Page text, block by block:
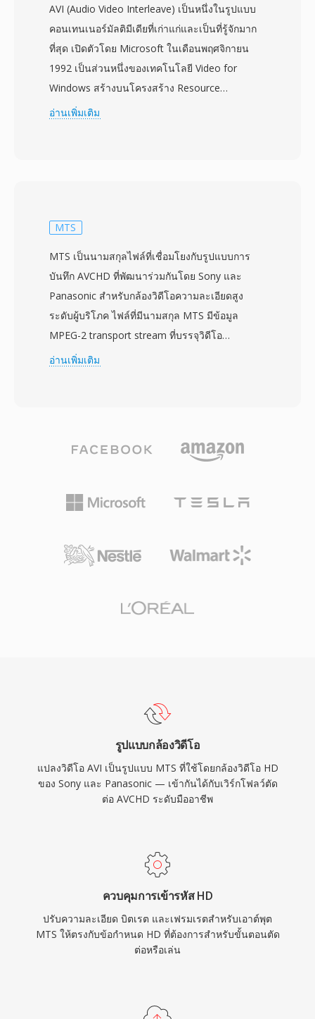
AVI (Audio Video Interleave) เป็นหนึ่งในรูปแบบ
คอนเทนเนอร์มัลติมีเดียที่เก่าแก่และเป็นที่รู้จักมาก
ที่สุด เปิดตัวโดย Microsoft ในเดือนพฤศจิกายน
1992 เป็นส่วนหนึ่งของเทคโนโลยี Video for
Windows สร้างบนโครงสร้าง Resource
Interchange File Format (RIFF) โดย AVI จัดสลับ
Indeo ในยุคแรกจนถึง DivX, Xvid และ H.264 ที่ทัน
หลายทั่วคอมพิวเตอร์ส่วนบุคคลตลอดทศวรรษ
1990 และ 2000 คุณลักษณะที่โดดเด่นอย่างหนึ่งคือ
โครงสร้างภายในที่เข้าใจง่าย ทำให้ไฟล์ AVI แก้ไข
และประมวลผลในระดับไบนารีได้ค่อนข้างง่ายเมื่อ
เทียบกับคอนเทนเนอร์สมัยใหม่ที่ซับซ้อนกว่า AVI ยัง
รองรับสตรีมเสียงหลายสตรีม ทำให้สามารถมี
หรือรูปแบบคำบรรยายขั้นสูง ส่วนขยาย OpenDML
(AVI 2.0) แก้ไขข้อจำกัดเรื่องขนาดโดยอนุญาตให้
ทศวรรษ AVI ยังคงเป็นหนึ่งในรูปแบบมัลติมีเดียที่
รองรับจากเครื่องเล่นสื่อและเครื่องมือตัดต่อบน
ระบบปฏิบัติการหลักทุกระบบ
อ่านเพิ่มเติม
MTS
MTS เป็นนามสกุลไฟล์ที่เชื่อมโยงกับรูปแบบการ
บันทึก AVCHD ที่พัฒนาร่วมกันโดย Sony และ
Panasonic สำหรับกล้องวิดีโอความละเอียดสูง
ระดับผู้บริโภค ไฟล์ที่มีนามสกุล MTS มีข้อมูล
MPEG-2 transport stream ที่บรรจุวิดีโอ
H.264/AVC ที่ความละเอียดสูงสุด 1920x1080 คู่กับ
ray กล้องวิดีโอระดับผู้บริโภคและกึ่งมืออาชีพจาก
ไฟล์ MTS ลงในโครงสร้างไดเรกทอรีแบบมีลำดับ
ชั้นบนการ์ดหน่วยความจำหรือหน่วยจัดเก็บภายใน
สำหรับการเล่นในกล้อง การบรรจุแบบ transport
เข้าถึงแบบสุ่มสำหรับการค้นหาตำแหน่งที่มี
ขนาดไฟล์ ทำให้บันทึกได้ยาวนานขึ้นบนการ์ด
ไฟล์ MTS ได้รับการยอมรับจากแอปพลิเคชันตัดต่อ
วิดีโอหลักทั้งหมดและสามารถนำเข้าสู่ไทม์ไลน์ตัด
ต่อได้โดยตรง แม้ว่าบางขั้นตอนการทำงานจะได้
อ่านเพิ่มเติม
รูปแบบกล้องวิดีโอ
แปลงวิดีโอ AVI เป็นรูปแบบ MTS ที่ใช้โดยกล้องวิดีโอ HD
ของ Sony และ Panasonic — เข้ากันได้กับเวิร์กโฟลว์ตัด
ต่อ AVCHD ระดับมืออาชีพ
ควบคุมการเข้ารหัส HD
ปรับความละเอียด บิตเรต และเฟรมเรตสำหรับเอาต์พุต
MTS ให้ตรงกับข้อกำหนด HD ที่ต้องการสำหรับขั้นตอนตัด
ต่อหรือเล่น